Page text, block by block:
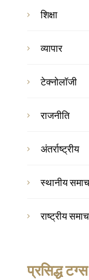
शिक्षा
व्यापार
टेक्नोलॉजी
राजनीति
अंतर्राष्ट्रीय
स्थानीय
राष्ट्रीय
प्रसिद्ध टग्स